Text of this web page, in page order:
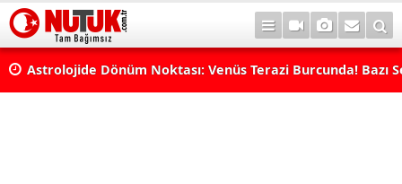
Astrolojide Dönüm Noktası: Venüs Terazi Burcunda! Bazı